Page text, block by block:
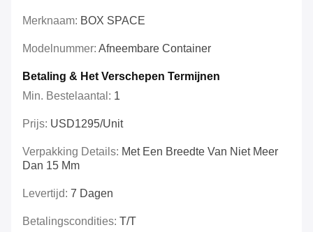
Merknaam: BOX SPACE
Modelnummer: Afneembare Container
Betaling & Het Verschepen Termijnen
Min. Bestelaantal: 1
Prijs: USD1295/unit
Verpakking Details: Met Een Breedte Van Niet Meer
Dan 15 Mm
Levertijd: 7 Dagen
Betalingscondities: T/T